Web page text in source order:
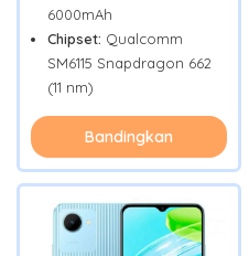
6000mAh
Chipset: Qualcomm
SM6115 Snapdragon 662
(11 nm)
Bandingkan